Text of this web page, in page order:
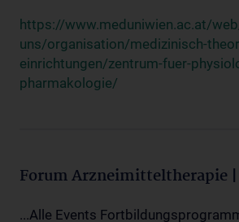
https://www.meduniwien.ac.at/
uns/organisation/medizinisch-
einrichtungen/zentrum-fuer-
pharmakologie/
Forum Arzneimitteltherapie
...Alle Events